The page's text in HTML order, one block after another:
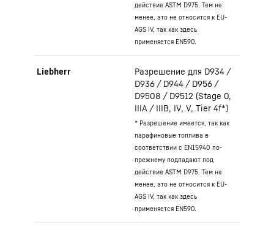
действие ASTM D975. Тем не
менее, это не относится к EU-
AGS IV, так как здесь
применяется EN590.
Liebherr
Разрешение для D934 /
D936 / D944 / D956 /
D9508 / D9512 (Stage 0,
IIIA / IIIB, IV, V, Tier 4f*)
* Разрешение имеется, так как
парафиновые топлива в
соответствии с EN15940 по-
прежнему подпадают под
действие ASTM D975. Тем не
менее, это не относится к EU-
AGS IV, так как здесь
применяется EN590.